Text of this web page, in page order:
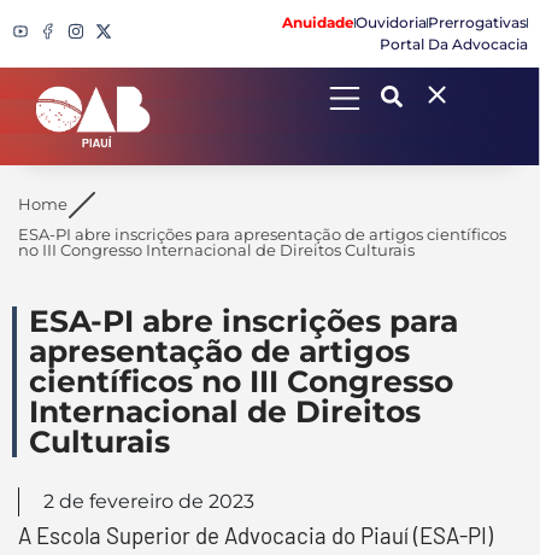
AnuidadeOuvidoriaPrerrogativas
Portal Da Advocacia
Search
Home
ESA-PI abre inscrições para apresentação de artigos científicos
no III Congresso Internacional de Direitos Culturais
ESA-PI abre inscrições para
apresentação de artigos
científicos no III Congresso
Internacional de Direitos
Culturais
2 de fevereiro de 2023
A Escola Superior de Advocacia do Piauí (ESA-PI)